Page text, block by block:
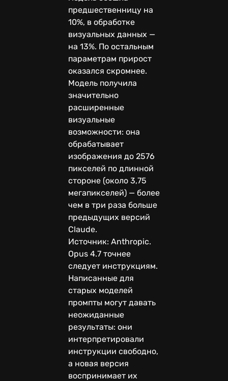
предшественницу на
10%, в обработке
визуальных данных —
на 13%. По остальным
параметрам прирост
оказался скромнее.
Модель получила
значительно
расширенные
визуальные
возможности: она
обрабатывает
изображения до 2576
пикселей по длинной
стороне (около 3,75
мегапикселей) — более
чем в три раза больше
предыдущих версий
Claude.
Источник: Anthropic.
Opus 4.7 точнее
следует инструкциям.
Написанные для
старых моделей
промпты могут давать
неожиданные
результаты: они
интерпретировали
инструкции свободно,
а новая версия
воспринимает их